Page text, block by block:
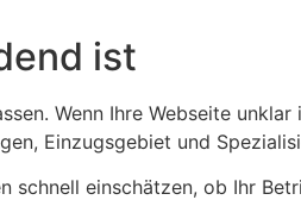
ist
Wenn Ihre Webseite
Einzugsgebiet und
schnell einschätzen, ob Ihr